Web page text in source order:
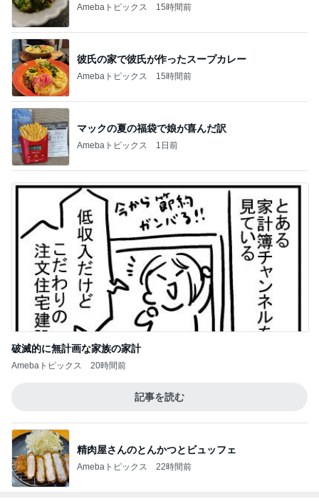
Amebaトピックス 15時間前
彼氏の家で彼氏が作ったスープカレー
Amebaトピックス 15時間前
マックの夏の福袋で娘が喜んだ訳
Amebaトピックス 1日前
破滅的に無計画な家族の家計
Amebaトピックス 20時間前
記事を読む
精肉屋さんのとんかつとビュッフェ
Amebaトピックス 22時間前